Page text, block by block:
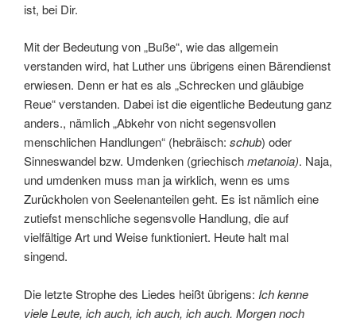
ist, bei Dir.
Mit der Bedeutung von „Buße“, wie das allgemein
verstanden wird, hat Luther uns übrigens einen Bärendienst
erwiesen. Denn er hat es als „Schrecken und gläubige
Reue“ verstanden. Dabei ist die eigentliche Bedeutung ganz
anders., nämlich „Abkehr von nicht segensvollen
menschlichen Handlungen“ (hebräisch: schub) oder
Sinneswandel bzw. Umdenken (griechischmetanoia). Naja,
und umdenken muss man ja wirklich, wenn es ums
Zurückholen von Seelenanteilen geht. Es ist nämlich eine
zutiefst menschliche segensvolle Handlung, die auf
vielfältige Art und Weise funktioniert. Heute halt mal
singend.
Die letzte Strophe des Liedes heißt übrigens: Ich kenne
viele Leute, ich auch, ich auch, ich auch. Morgen noch